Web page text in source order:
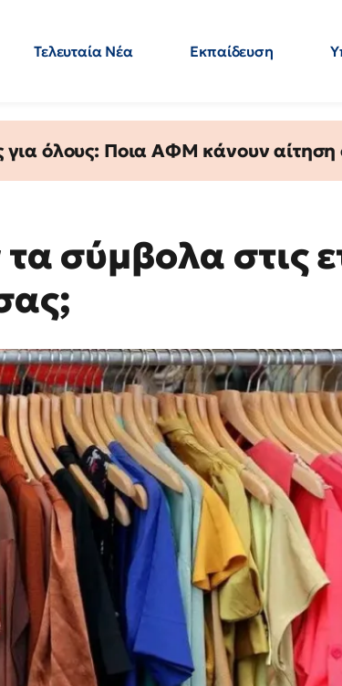
Τελευταία Νέα Εκπαίδευση
για όλους: Ποια ΑΦΜ κάνουν
σύμβολα στις